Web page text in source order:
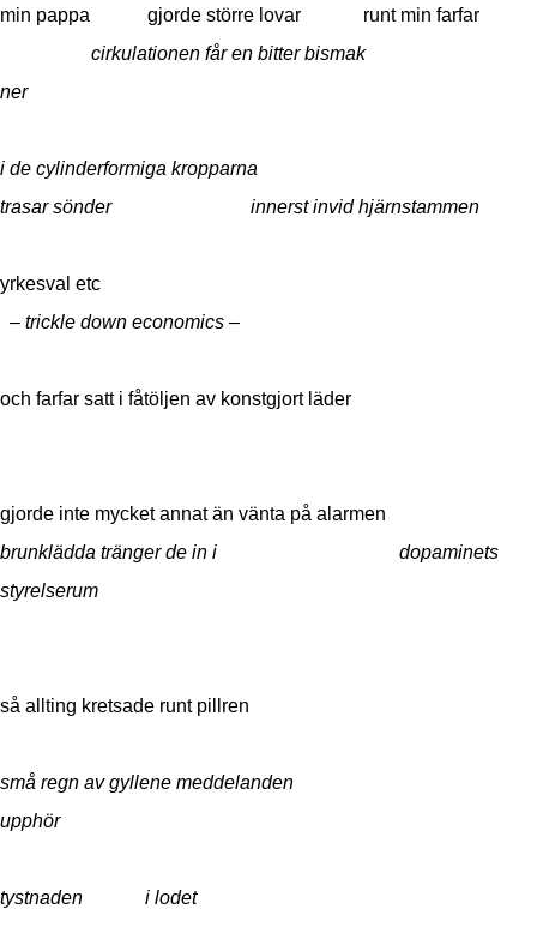
min pappa gjorde större lovar runt min farfar
cirkulationen får en bitter bismak
ner
i de cylinderformiga kropparna
trasar sönder innerst invid hjärnstammen
yrkesval etc
– trickle down economics –
och farfar satt i fåtöljen av konstgjort läder
gjorde inte mycket annat än vänta på alarmen
brunklädda tränger de in i dopaminets
styrelserum
så allting kretsade runt pillren
små regn av gyllene meddelanden
upphör
tystnaden i lodet